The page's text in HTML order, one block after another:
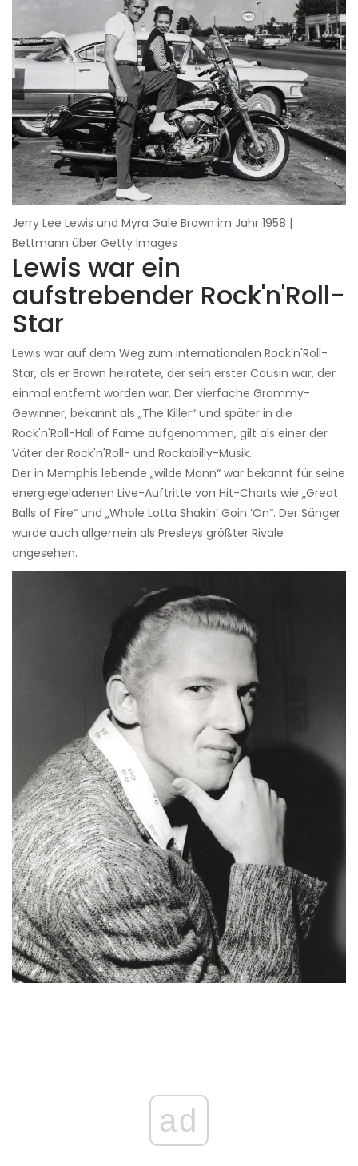
Jerry Lee Lewis und Myra Gale Brown im Jahr 1958 |
Bettmann über Getty Images
Lewis war ein
aufstrebender Rock'n'Roll-
Star
Lewis war auf dem Weg zum internationalen Rock'n'Roll-
Star, als er Brown heiratete, der sein erster Cousin war, der
einmal entfernt worden war. Der vierfache Grammy-
Gewinner, bekannt als „The Killer“ und später in die
Rock'n'Roll-Hall of Fame aufgenommen, gilt als einer der
Väter der Rock'n'Roll- und Rockabilly-Musik.
Der in Memphis lebende „wilde Mann“ war bekannt für seine
energiegeladenen Live-Auftritte von Hit-Charts wie „Great
Balls of Fire“ und „Whole Lotta Shakin’ Goin ’On“. Der Sänger
wurde auch allgemein als Presleys größter Rivale
angesehen.
ad